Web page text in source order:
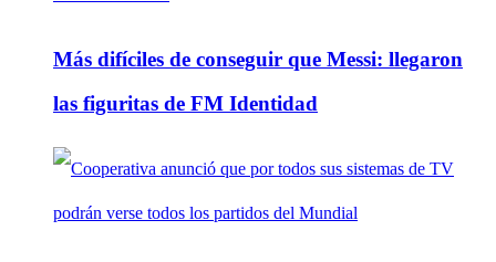
Más difíciles de conseguir que Messi: llegaron
las figuritas de FM Identidad